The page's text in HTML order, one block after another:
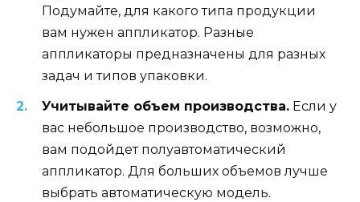
Подумайте, для какого типа продукции
вам нужен аппликатор. Разные
аппликаторы предназначены для разных
задач и типов упаковки.
Учитывайте объем производства. Если у
вас небольшое производство, возможно,
вам подойдет полуавтоматический
аппликатор. Для больших объемов лучше
выбрать автоматическую модель.